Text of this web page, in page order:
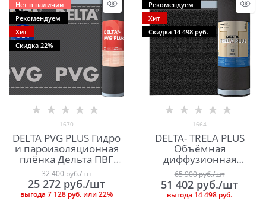
Нет в наличии
Рекомендуем
Хит
Скидка 22%
1670
DELTA PVG PLUS Гидро
и пароизоляционная
плёнка Дельта ПВГ
Плюс
32 400 руб./шт
25 272 руб./шт
выгода 7 128 руб. или22%
Рекомендуем
Хит
Скидка 14 498 руб.
1664
DELTA- TRELA PLUS
Объёмная
диффузионная
мембрана для кровли
Дельта Трела Плюс
65 900 руб./шт
51 402 руб./шт
выгода 14 498 руб.